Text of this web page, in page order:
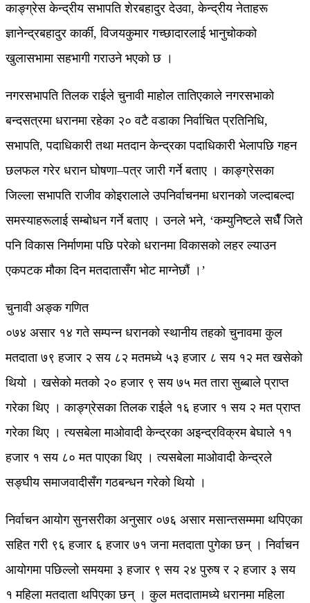
काङ्ग्रेस केन्द्रीय सभापति शेरबहादुर देउवा, केन्द्रीय नेताहरू
ज्ञानेन्द्रबहादुर कार्की, विजयकुमार गच्छादारलाई भानुचोकको
खुलासभामा सहभागी गराउने भएको छ ।
नगरसभापति तिलक राईले चुनावी माहोल तातिएकाले नगरसभाको
बन्दसत्रमा धरानमा रहेका २० वटै वडाका निर्वाचित प्रतिनिधि,
सभापति, पदाधिकारी तथा मतदान केन्द्रका पदाधिकारी भेलापछि गहन
छलफल गरेर धरान घोषणा–पत्र जारी गर्ने बताए । काङ्ग्रेसका
जिल्ला सभापति राजीव कोइरालाले उपनिर्वाचनमा धरानको जल्दाबल्दा
समस्याहरूलाई सम्बोधन गर्ने बताए । उनले भने, ‘कम्युनिष्टले सधैँ जिते
पनि विकास निर्माणमा पछि परेको धरानमा विकासको लहर ल्याउन
एकपटक मौका दिन मतदातासँग भोट माग्नेछौं ।’
चुनावी अङ्क गणित
०७४ असार १४ गते सम्पन्न धरानको स्थानीय तहको चुनावमा कुल
मतदाता ७९ हजार २ सय ८२ मतमध्ये ५३ हजार ८ सय १२ मत खसेको
थियो । खसेको मतको २० हजार ९ सय ७५ मत तारा सुब्बाले प्राप्त
गरेका थिए । काङ्ग्रेसका तिलक राईले १६ हजार १ सय २ मत प्राप्त
गरेका थिए । त्यसबेला माओवादी केन्द्रका अइन्द्रविक्रम बेघाले ११
हजार १ सय ८० मत पाएका थिए । त्यसबेला माओवादी केन्द्रले
सङ्घीय समाजवादीसँग गठबन्धन गरेको थियो ।
निर्वाचन आयोग सुनसरीका अनुसार ०७६ असार मसान्तसम्ममा थपिएका
सहित गरी ९६ हजार ६ हजार ७१ जना मतदाता पुगेका छन् । निर्वाचन
आयोगमा पछिल्लो समयमा ३ हजार ९ सय २४ पुरुष र २ हजार ३ सय
१ महिला मतदाता थपिएका छन् । कुल मतदातामध्ये धरानमा महिला